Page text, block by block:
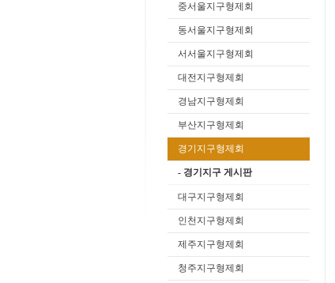
중서울지구형제회
동서울지구형제회
서서울지구형제회
대전지구형제회
경남지구형제회
부산지구형제회
경기지구형제회
- 경기지구 게시판
대구지구형제회
인천지구형제회
제주지구형제회
청주지구형제회